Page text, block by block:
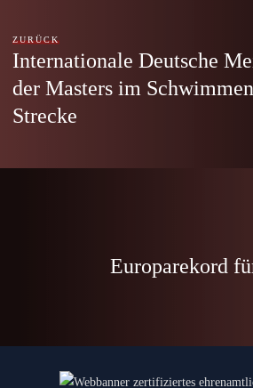
ZURÜCK
Internationale Deutsche
der Masters im
Strecke
Europarekord